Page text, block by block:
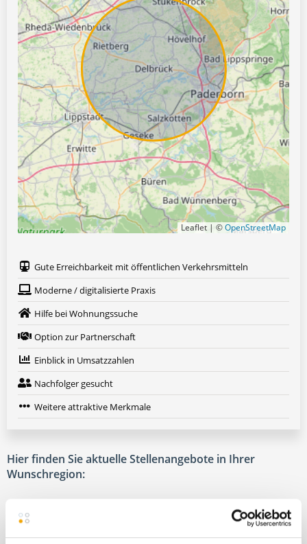
Leaflet | ©OpenStreetMap
Gute Erreichbarkeit mit öffentlichen Verkehrsmitteln
Moderne / digitalisierte Praxis
Hilfe bei Wohnungssuche
Option zur Partnerschaft
Einblick in Umsatzzahlen
Nachfolger gesucht
Weitere attraktive Merkmale
Hier finden Sie aktuelle Stellenangebote in Ihrer
Wunschregion: